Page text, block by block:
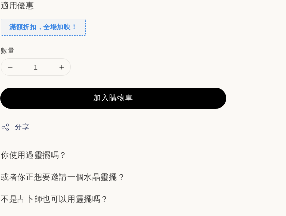
適用優惠
滿額折扣，全場加映！
數量
加入購物車
分享
你使用過靈擺嗎？
或者你正想要邀請一個水晶靈擺？
不是占卜師也可以用靈擺嗎？